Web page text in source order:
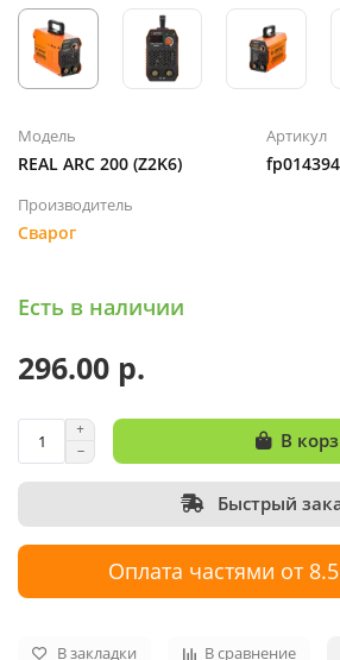
Модель
REAL ARC 200 (Z2K6)
Артикул
fp014394
Производитель
Сварог
Есть в наличии
296.00 р.
В
Быстрый
Оплата частями от
В закладки В сравнение